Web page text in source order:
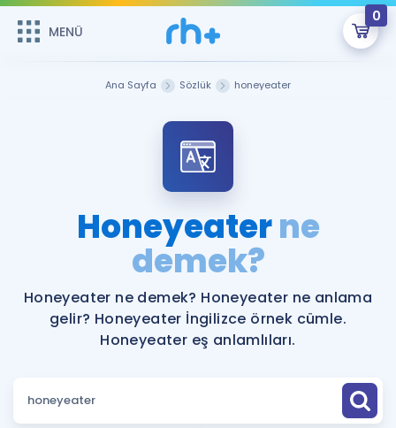
MENÜ
0
Şifremi Hatırlamıyorum
Sepetin Şu An Boş.
Remzi Hoca ile seni sınava hazırlayacak onlarca eğitim seni
bekliyor!
MENÜ
Katılımcı Görüşleri
Faydalı Araçlar
Ücretsiz Kaynaklar
Puan Hesaplama
İngilizce Gramer
Ana Sayfa Sözlük honeyeater
Honeyeaterne
demek?
Honeyeater ne demek? Honeyeater ne anlama
gelir? Honeyeater İngilizce örnek cümle.
Honeyeater eş anlamlıları.